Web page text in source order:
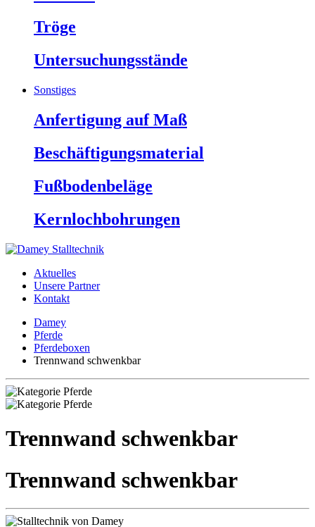
Tröge
Untersuchungsstände
Sonstiges
Anfertigung auf Maß
Beschäftigungsmaterial
Fußbodenbeläge
Kernlochbohrungen
Aktuelles
Unsere Partner
Kontakt
Damey
Pferde
Pferdeboxen
Trennwand schwenkbar
Trennwand schwenkbar
Trennwand schwenkbar